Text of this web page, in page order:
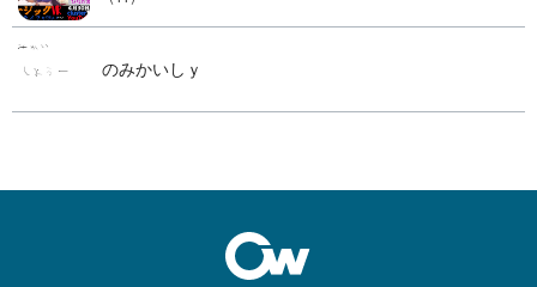
のみかいしｙ